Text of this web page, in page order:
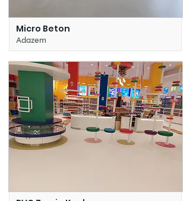
Micro Beton
Adazem